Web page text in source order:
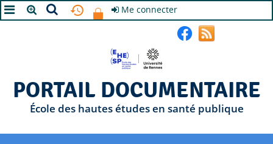
Me connecter
PORTAIL DOCUMENTAIRE
École des hautes études en santé publique